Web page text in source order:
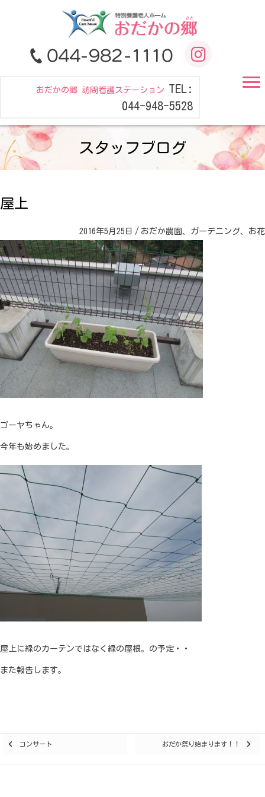
おだかの郷 訪問看護ステーション TEL:
044-948-5528
スタッフブログ
屋上
2016年5月25日 / おだか農園、ガーデニング、お花
ゴーヤちゃん。
今年も始めました。
屋上に緑のカーテンではなく緑の屋根。の予定・・
また報告します。
Postsコンサート おだか祭り始まります！！